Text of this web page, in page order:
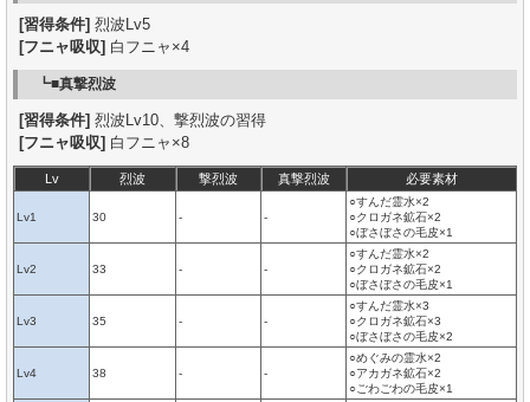
[習得条件] 烈波Lv5
[フニャ吸収] 白フニャ×4
┗■真撃烈波
[習得条件] 烈波Lv10、撃烈波の習得
[フニャ吸収] 白フニャ×8
Lv 烈波 撃烈波 真撃烈波 必要素材
Lv1 30 - -
○すんだ霊水×2
○クロガネ鉱石×2
○ぼさぼさの毛皮×1
Lv2 33 - -
○すんだ霊水×2
○クロガネ鉱石×2
○ぼさぼさの毛皮×1
Lv3 35 - -
○すんだ霊水×3
○クロガネ鉱石×3
○ぼさぼさの毛皮×2
Lv4 38 - -
○めぐみの霊水×2
○アカガネ鉱石×2
○ごわごわの毛皮×1